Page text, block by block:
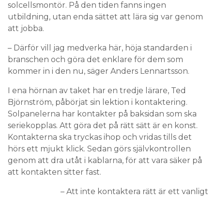
solcellsmontör. På den tiden fanns ingen
utbildning, utan enda sättet att lära sig var genom
att jobba.
– Därför vill jag medverka här, höja standarden i
branschen och göra det enklare för dem som
kommer in i den nu, säger Anders Lennartsson.
I ena hörnan av taket har en tredje lärare, Ted
Björnström, påbörjat sin lektion i kontaktering.
Solpanelerna har kontakter på baksidan som ska
seriekopplas. Att göra det på rätt sätt är en konst.
Kontakterna ska tryckas ihop och vridas tills det
hörs ett mjukt klick. Sedan görs självkontrollen
genom att dra utåt i kablarna, för att vara säker på
att kontakten sitter fast.
– Att inte kontaktera rätt är ett vanligt